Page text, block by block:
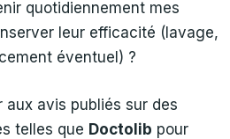
quotidiennement mes
leur efficacité (lavage,
éventuel) ?
avis publiés sur des
telles que Doctolib pour